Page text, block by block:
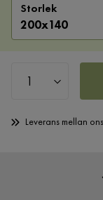
Storlek
200x140
Leverans mellan